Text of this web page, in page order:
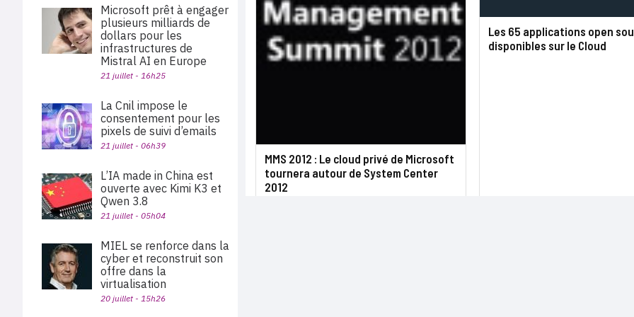
MMS 2012 : Le cloud privé de Microsoft
tournera autour de System Center
2012
Les 65 applications open
disponibles sur le Cloud
Microsoft prêt à engager
plusieurs milliards de
dollars pour les
infrastructures de
Mistral AI en Europe
21 juillet - 16h25
La Cnil impose le
consentement pour les
pixels de suivi d’emails
21 juillet - 06h39
L’IA made in China est
ouverte avec Kimi K3 et
Qwen 3.8
21 juillet - 05h04
MIEL se renforce dans la
cyber et reconstruit son
offre dans la
virtualisation
20 juillet - 15h26